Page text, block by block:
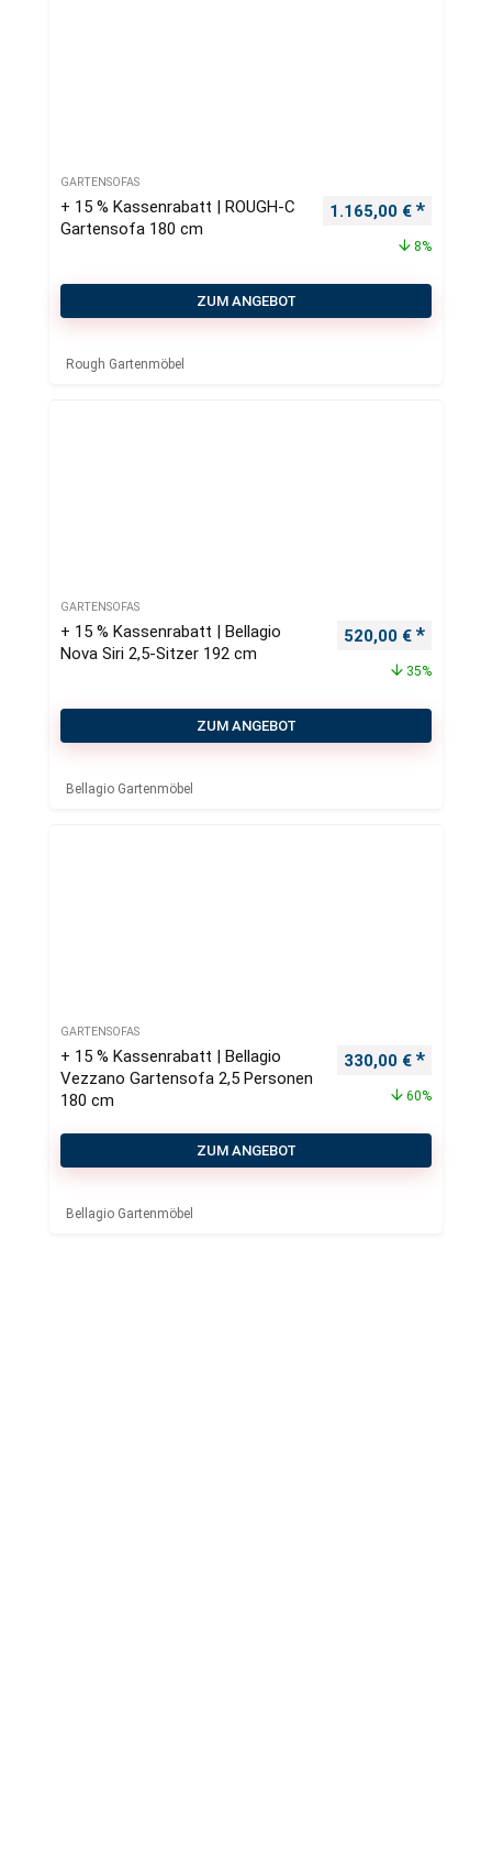
GARTENSOFAS
+ 15 % Kassenrabatt | ROUGH-C
Gartensofa 180 cm
Ursprünglicher
1.165,00 €
8%
ZUM ANGEBOT
Rough Gartenmöbel
GARTENSOFAS
+ 15 % Kassenrabatt | Bellagio
Nova Siri 2,5-Sitzer 192 cm
Ursprünglicher
520,00 €
35%
ZUM ANGEBOT
Bellagio Gartenmöbel
GARTENSOFAS
+ 15 % Kassenrabatt | Bellagio
Vezzano Gartensofa 2,5 Personen
180 cm
Ursprünglicher
330,00 €
60%
ZUM ANGEBOT
Bellagio Gartenmöbel